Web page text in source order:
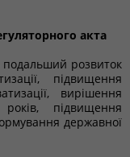
акта
подальший розвиток
підвищення
вирішення
підвищення
державної